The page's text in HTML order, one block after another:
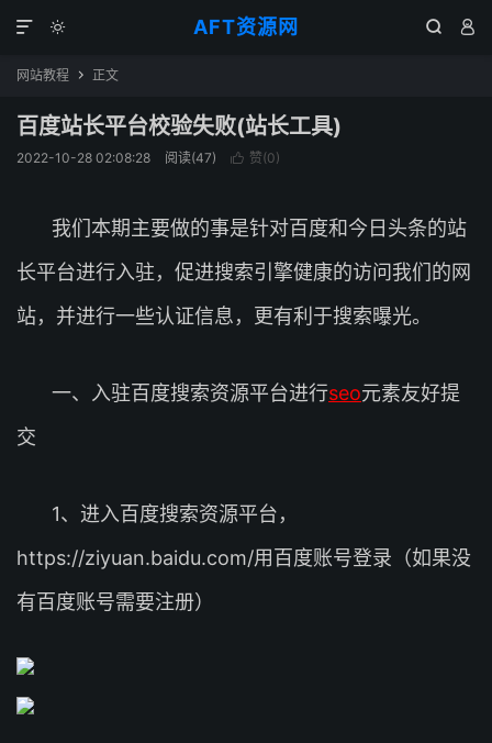
AFT资源网
  

网站教程  正文
百度站长平台校验失败(站长工具)
2022-10-28 02:08:28 阅读(47)  赞(0)
我们本期主要做的事是针对百度和今日头条的站
长平台进行入驻，促进搜索引擎健康的访问我们的网
站，并进行一些认证信息，更有利于搜索曝光。
一、入驻百度搜索资源平台进行seo元素友好提
交
1、进入百度搜索资源平台，
https://ziyuan.baidu.com/用百度账号登录（如果没
有百度账号需要注册）